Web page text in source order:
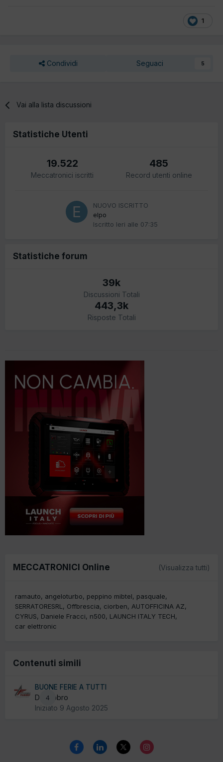
1
Condividi Seguaci 5
Vai alla lista discussioni
Statistiche Utenti
19.522
Meccatronici iscritti
485
Record utenti online
NUOVO ISCRITTO
elpo
Iscritto Ieri alle 07:35
Statistiche forum
39k
Discussioni Totali
443,3k
Risposte Totali
MECCATRONICI Online (Visualizza tutti)
ramauto angeloturbo peppino mibtel
pasquale
SERRATORESRL
Offbrescia ciorben
AUTOFFICINA AZ
CYRUS
Daniele Fracci n500
LAUNCH ITALY TECH
car elettronic
Contenuti simili
4
BUONE FERIE A TUTTI
Da fabbro
Iniziato 9 Agosto 2025